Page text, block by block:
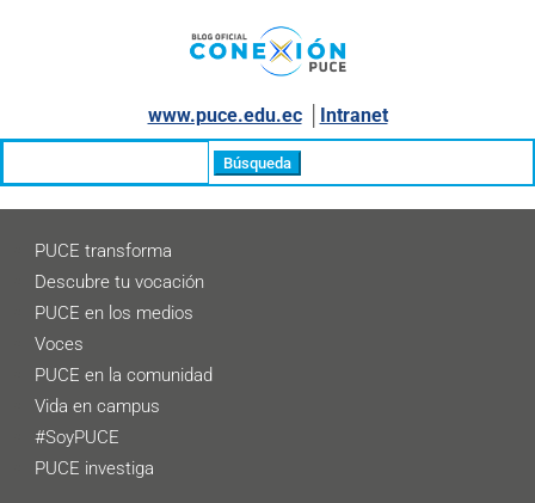
www.puce.edu.ec│ Intranet
PUCE transforma
Descubre tu vocación
PUCE en los medios
Voces
PUCE en la comunidad
Vida en campus
#SoyPUCE
PUCE investiga